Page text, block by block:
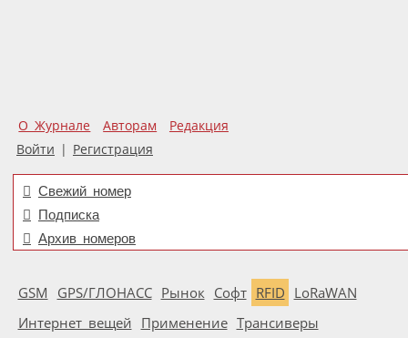
О Журнале Авторам
Редакция
Войти | Регистрация
Свежий номер
Подписка
Архив номеров
GSM GPS/ГЛОНАСС Рынок Софт RFID LoRaWAN
Интернет вещей Применение Трансиверы